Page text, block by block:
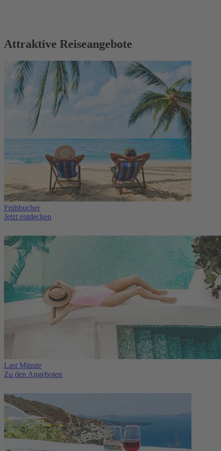
Attraktive Reiseangebote
Frühbucher
Jetzt entdecken
Last Minute
Zu den Angeboten